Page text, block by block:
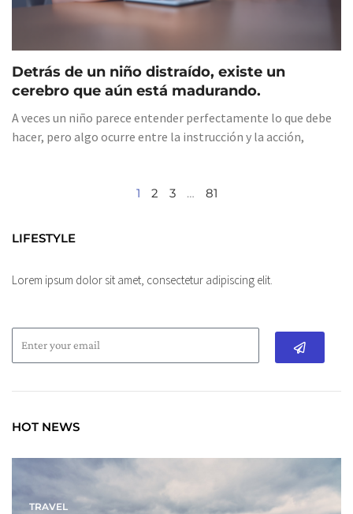
Detrás de un niño distraído, existe un
cerebro que aún está madurando.
A veces un niño parece entender perfectamente lo que debe
hacer, pero algo ocurre entre la instrucción y la acción,
1 2 3 … 81
LIFESTYLE
Lorem ipsum dolor sit amet, consectetur adipiscing elit.
Submit
HOT NEWS
TRAVEL